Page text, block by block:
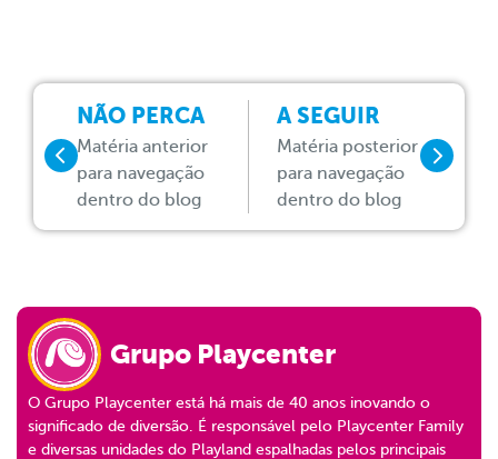
NÃO PERCA
Matéria anterior
para navegação
dentro do blog
A SEGUIR
Matéria posterior
para navegação
dentro do blog
Grupo Playcenter
O Grupo Playcenter está há mais de 40 anos inovando o
significado de diversão. É responsável pelo Playcenter Family
e diversas unidades do Playland espalhadas pelos principais